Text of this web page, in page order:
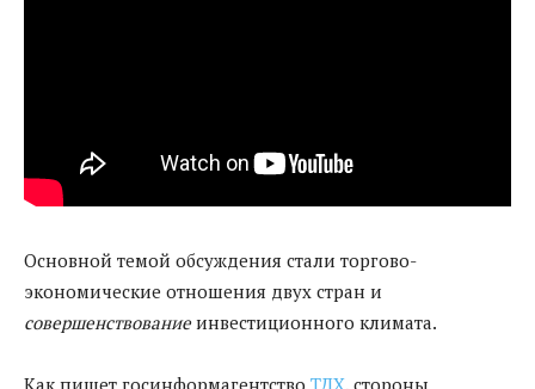
Основной темой обсуждения стали торгово-
экономические отношения двух стран и
совершенствованиеинвестиционного климата.